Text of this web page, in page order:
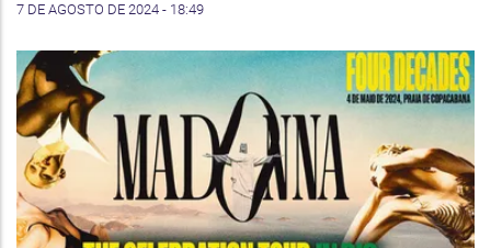
7 DE AGOSTO DE 2024 - 18:49